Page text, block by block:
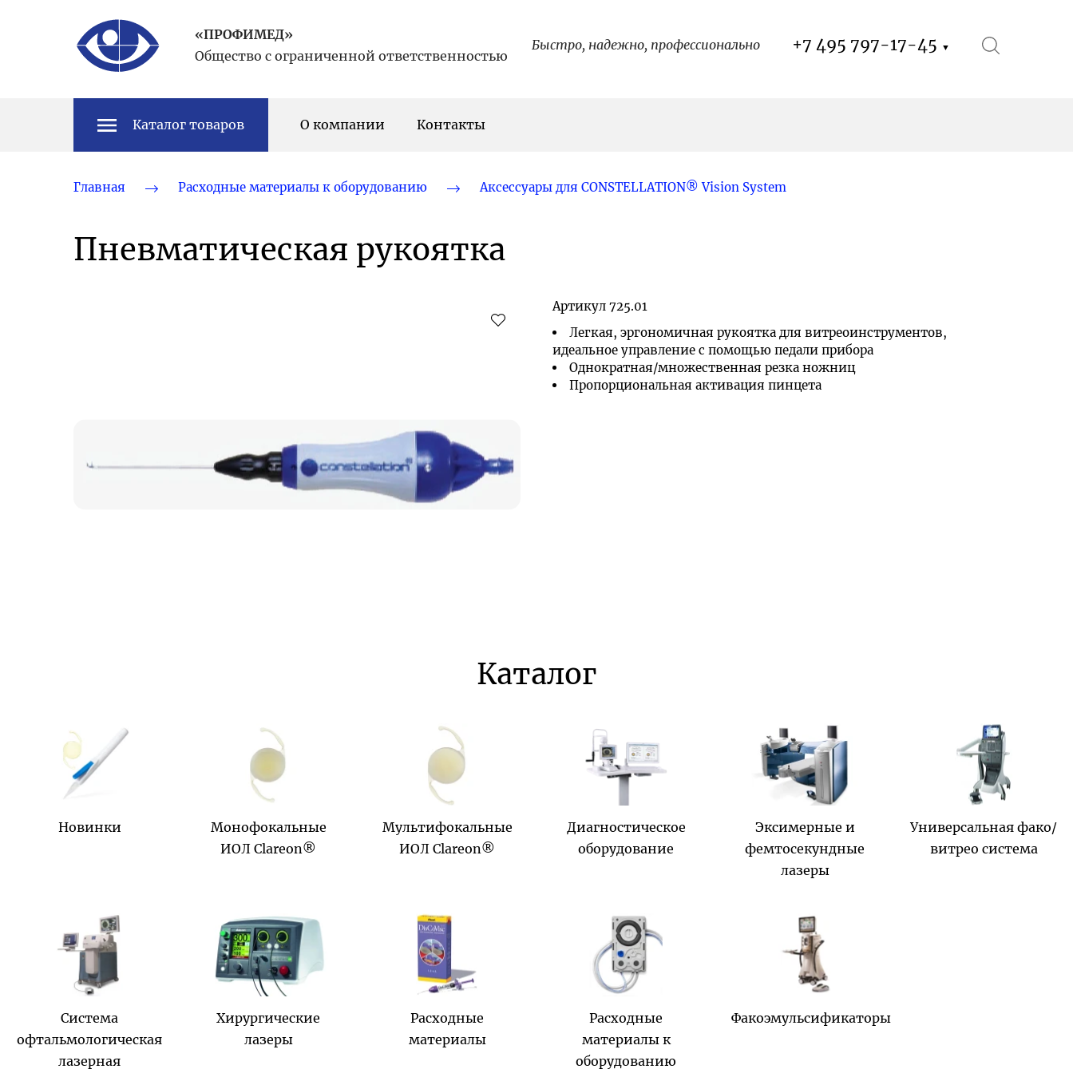
«ПРОФИМЕД»
Общество с ограниченной ответственностью
Быстро, надежно, профессионально +7 495 797-17-45 ▼
Каталог товаров О компании Контакты
Главная Расходные материалы к оборудованию Аксессуары для CONSTELLATION® Vision System
Пневматическая рукоятка
Артикул 725.01
Легкая, эргономичная рукоятка для витреоинструментов,
идеальное управление с помощью педали прибора
Однократная/множественная резка ножниц
Пропорциональная активация пинцета
Каталог
Новинки
Монофокальные
ИОЛ Clareon®
Мультифокальные
ИОЛ Clareon®
Диагностическое
оборудование
Эксимерные и
фемтосекундные
лазеры
Универсальная фако/
витрео система
Система
офтальмологическая
лазерная
Хирургические
лазеры
Расходные
материалы
Расходные
материалы к
оборудованию
Факоэмульсификаторы